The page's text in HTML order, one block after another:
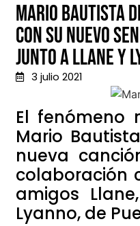
Mario Bautista
con su nuevo
junto a Llane y
3 julio 2021
El fenómeno
Mario Bautista
nueva
colaboración
amigos
Lyanno, de